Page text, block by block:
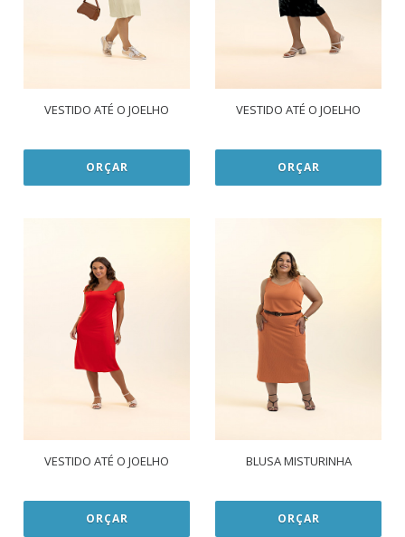
VESTIDO ATÉ O JOELHO
ORÇAR
VESTIDO ATÉ O JOELHO
ORÇAR
VESTIDO ATÉ O JOELHO
ORÇAR
BLUSA MISTURINHA
ORÇAR